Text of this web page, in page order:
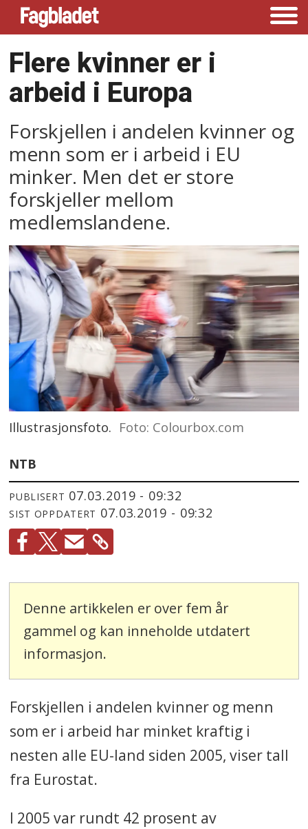
Flere kvinner er i
arbeid i Europa
Forskjellen i andelen kvinner og
menn som er i arbeid i EU
minker. Men det er store
forskjeller mellom
medlemslandene.
Illustrasjonsfoto. Foto: Colourbox.com
NTB
PUBLISERT 07.03.2019 - 09:32
SIST OPPDATERT 07.03.2019 - 09:32
Denne artikkelen er over fem år
gammel og kan inneholde utdatert
informasjon.
Forskjellen i andelen kvinner og menn
som er i arbeid har minket kraftig i
nesten alle EU-land siden 2005, viser tall
fra Eurostat.
I 2005 var rundt 42 prosent av